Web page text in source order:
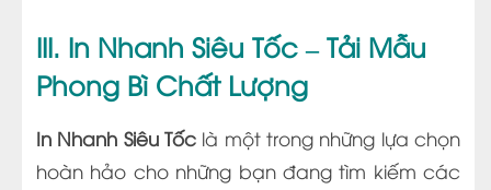
III. In Nhanh Siêu Tốc – Tải Mẫu
Phong Bì Chất Lượng
In Nhanh Siêu Tốc là một trong những lựa chọn
hoàn hảo cho những bạn đang tìm kiếm các